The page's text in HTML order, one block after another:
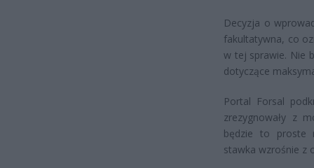
Decyzja o
fakultatywna, co
w tej sprawie. Nie
dotyczące
Portal Forsal
zrezygnowały z
będzie to proste
stawka wzrośnie z